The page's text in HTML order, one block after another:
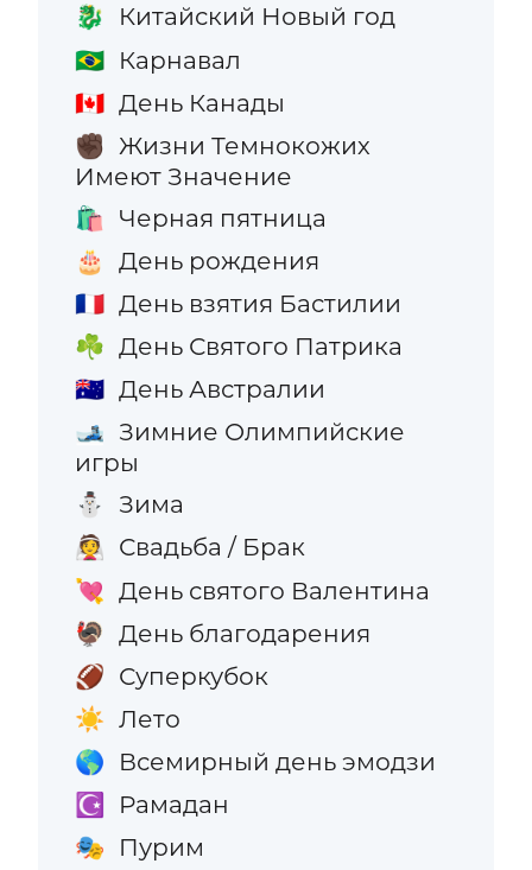
🐉 Китайский Новый год
🇧🇷 Карнавал
🇨🇦 День Канады
✊🏿 Жизни Темнокожих
Имеют Значение
🛍️ Черная пятница
🎂 День рождения
🇫🇷 День взятия Бастилии
☘️ День Святого Патрика
🇦🇺 День Австралии
🎿 Зимние Олимпийские
игры
⛄ Зима
👰 Свадьба / Брак
💘 День святого Валентина
🦃 День благодарения
🏈 Суперкубок
☀️ Лето
🌎 Всемирный день эмодзи
☪️ Рамадан
🎭 Пурим